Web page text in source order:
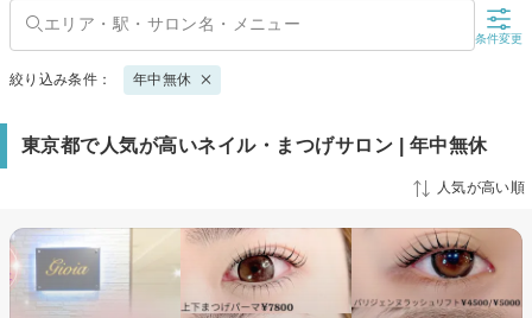
条件変更
絞り込み条件： 年中無休
東京都で人気が高いネイル・まつげサロン | 年中無休
人気が高い順